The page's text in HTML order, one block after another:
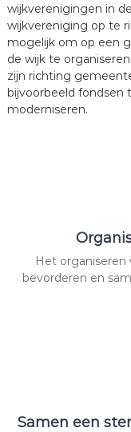
wijkverenigingen in
wijkvereniging op te
mogelijk om op een
de wijk te
zijn richting
bijvoorbeeld fondsen
moderniseren.
Het
bevorderen en
Samen een